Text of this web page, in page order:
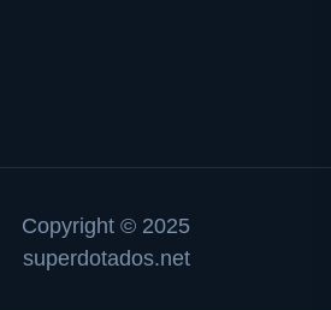
Copyright © 2025
superdotados.net